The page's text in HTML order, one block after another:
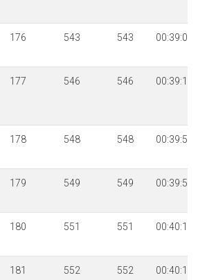
176 543 543 00:39:09
177 546 546 00:39:12
178 548 548 00:39:51
179 549 549 00:39:53
180 551 551 00:40:13
181 552 552 00:40:14